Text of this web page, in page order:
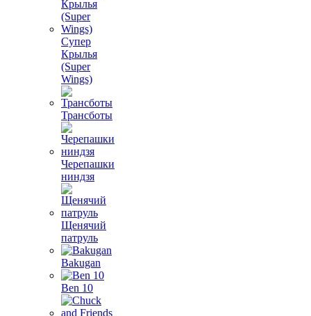
Супер
Крылья
(Super
Wings)
Трансботы
Черепашки
ниндзя
Щенячий
патруль
Bakugan
Ben 10